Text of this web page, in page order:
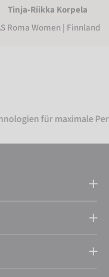
Tinja-Riikka Korpela
Roma Women | Finnland
maximale Performance